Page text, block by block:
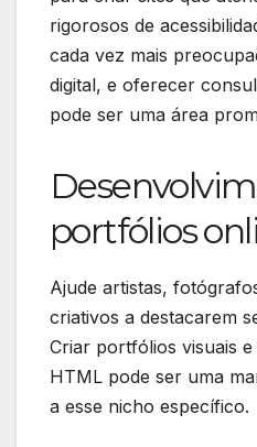
rigorosos de
cada vez mais
digital, e oferecer
pode ser uma área
portfólios
Ajude artistas,
criativos a destacarem
Criar portfólios visuais
HTML pode ser uma
a esse nicho específico.